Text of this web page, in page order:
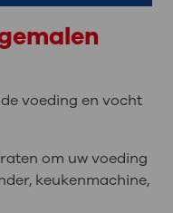
voeding en vocht
om uw voeding
keukenmachine,